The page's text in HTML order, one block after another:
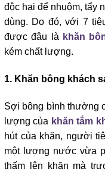
độc hại để nhuộm, tẩy
dùng. Do đó, với 7
được đâu là khăn
kém chất lượng.
1. Khăn bông khách
Sợi bông bình thường
lượng của khăn tắm
hút của khăn, người
một lượng nước vừa
thấm lên khăn mà